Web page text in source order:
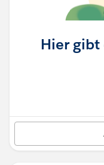
Hier gibt